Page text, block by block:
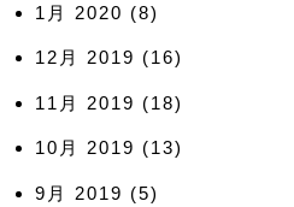
1月 2020 (8)
12月 2019 (16)
11月 2019 (18)
10月 2019 (13)
9月 2019 (5)